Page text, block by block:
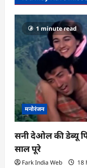
1 minute read
मनोरंजन
सनी देओल की डेब्यू
साल पूरे
Fark India Web 18